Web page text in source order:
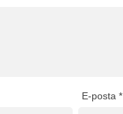
E-posta*